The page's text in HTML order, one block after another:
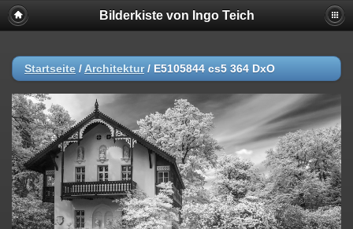
Bilderkiste von Ingo Teich
Startseite / Architektur/ E5105844 cs5 364 DxO